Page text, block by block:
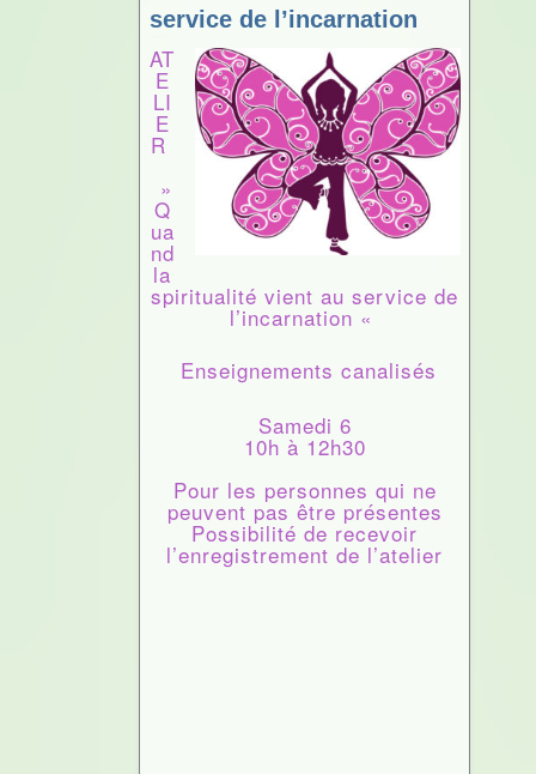
service de l’incarnation
AT
E
LI
E
R
»
Q
ua
nd
la
spiritualité vient au service de
l’incarnation «
Enseignements canalisés
Samedi 6
10h à 12h30
Pour les personnes qui ne
peuvent pas être présentes
Possibilité de recevoir
l’enregistrement de l’atelier